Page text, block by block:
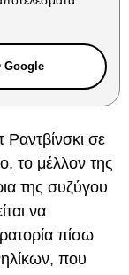
Google
Ραντβίνσκι σε
το μέλλον της
της συζύγου
να
πίσω
που